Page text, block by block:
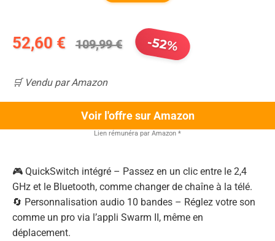
52,60 € 109,99 € -52%
🛒 Vendu par Amazon
Voir l'offre sur Amazon
Lien rémunéra par Amazon *
🎮 QuickSwitch intégré – Passez en un clic entre le 2,4
GHz et le Bluetooth, comme changer de chaîne à la télé.
🔄 Personnalisation audio 10 bandes – Réglez votre son
comme un pro via l’appli Swarm II, même en
déplacement.